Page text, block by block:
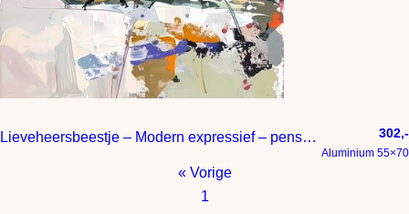
Lieveheersbeestje – Modern expressief – penseelstreken en abstracte kleurige vlakken 302,-
Aluminium 55×70
« Vorige
1